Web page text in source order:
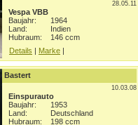
28.05.11
Vespa VBB
Baujahr:
1964
Land:
Indien
Hubraum:
146 ccm
Details | Marke |
Bastert
10.03.08
Einspurauto
Baujahr:
1953
Land:
Deutschland
Hubraum:
198 ccm